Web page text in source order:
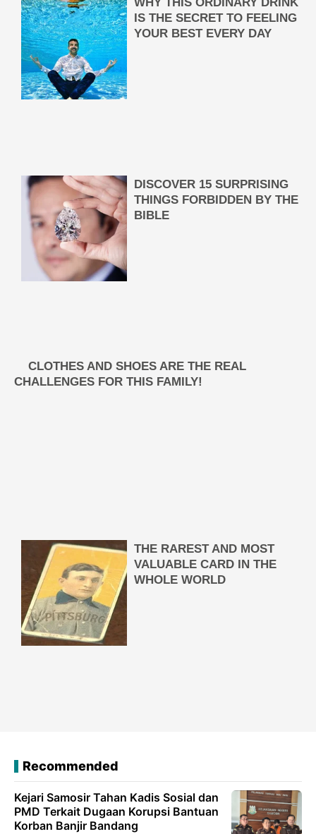
Recommended
Kejari Samosir Tahan Kadis Sosial dan
PMD Terkait Dugaan Korupsi Bantuan
Korban Banjir Bandang